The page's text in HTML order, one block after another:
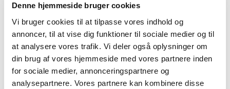
Denne hjemmeside bruger cookies
Vi bruger cookies til at tilpasse vores indhold og
annoncer, til at vise dig funktioner til sociale medier og til
at analysere vores trafik. Vi deler også oplysninger om
din brug af vores hjemmeside med vores partnere inden
for sociale medier, annonceringspartnere og
analysepartnere. Vores partnere kan kombinere disse
Du vil måske også kunne